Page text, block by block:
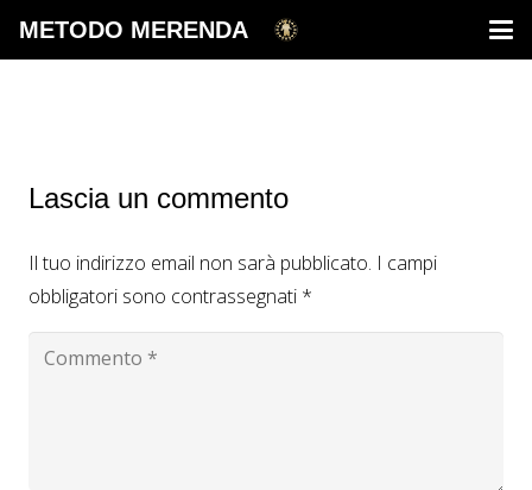
METODO MERENDA
Lascia un commento
Il tuo indirizzo email non sarà pubblicato. I campi
obbligatori sono contrassegnati *